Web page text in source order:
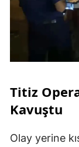
Titiz
Kavuştu
Olay yerine